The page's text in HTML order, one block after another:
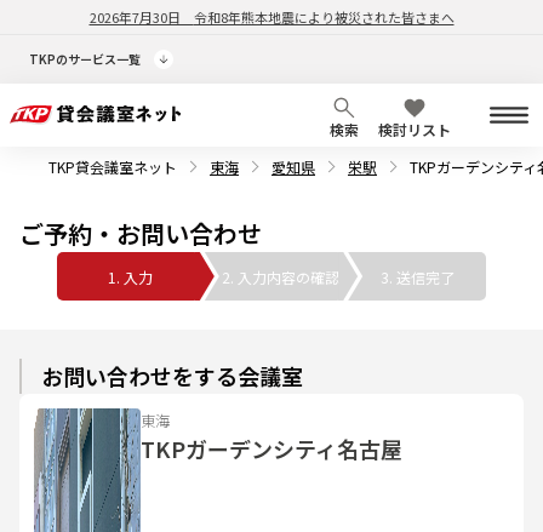
2026年7月30日 令和8年熊本地震により被災された皆さまへ
TKPのサービス一覧
検索
検討リスト
TKP貸会議室ネット
東海 愛知県 栄駅 TKPガーデンシティ
ご予約・お問い合わせ
1. 入力 2. 入力内容の確認 3. 送信完了
お問い合わせをする会議室
東海
TKPガーデンシティ名古屋